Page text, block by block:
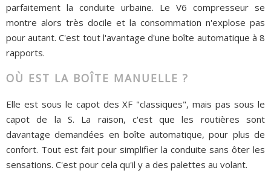
parfaitement la conduite urbaine. Le V6 compresseur se
montre alors très docile et la consommation n'explose pas
pour autant. C'est tout l'avantage d'une boîte automatique à 8
rapports.
OÙ EST LA BOÎTE MANUELLE ?
Elle est sous le capot des XF "classiques", mais pas sous le
capot de la S. La raison, c'est que les routières sont
davantage demandées en boîte automatique, pour plus de
confort. Tout est fait pour simplifier la conduite sans ôter les
sensations. C'est pour cela qu'il y a des palettes au volant.